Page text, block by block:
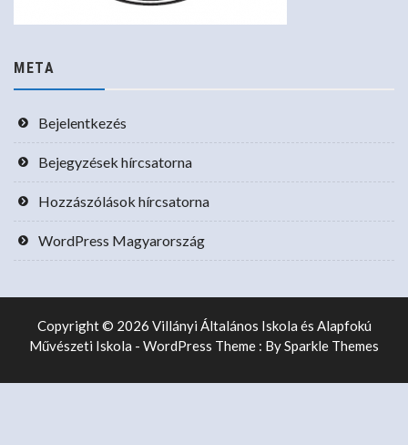
META
Bejelentkezés
Bejegyzések hírcsatorna
Hozzászólások hírcsatorna
WordPress Magyarország
Copyright © 2026 Villányi Általános Iskola és Alapfokú
Művészeti Iskola - WordPress Theme : BySparkle Themes